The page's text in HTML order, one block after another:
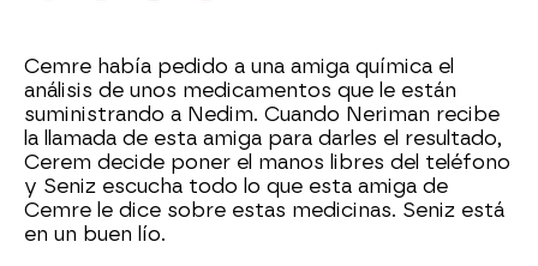
Cemre había pedido a una amiga química el
análisis de unos medicamentos que le están
suministrando a Nedim. Cuando Neriman recibe
la llamada de esta amiga para darles el resultado,
Cerem decide poner el manos libres del teléfono
y Seniz escucha todo lo que esta amiga de
Cemre le dice sobre estas medicinas. Seniz está
en un buen lío.